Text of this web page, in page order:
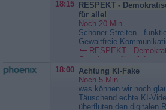
erarbeitete zunächst ein
beantragte anschließend
zahlreiche
ließ später einen
ausbauen. Pünktlich
Nordtour
18:15
RESPEKT -
für alle!
Noch 20 Min.
Schöner Streiten -
Gewaltfreie
RESPEKT -
Grundwerte für alle!
18:00 Achtung KI-Fake
Noch 5 Min.
was können wir noch
Täuschend echte KI-
überfluten den digitalen